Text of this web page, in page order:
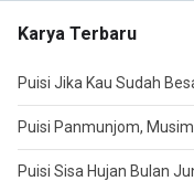
Karya Terbaru
Puisi Jika Kau Sudah
Puisi Panmunjom,
Puisi Sisa Hujan Bulan